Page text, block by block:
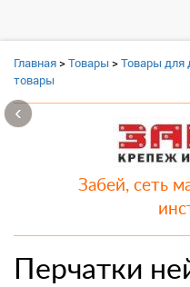
Главная>Товары >Товары для
товары
Забей, сеть
Перчатки
‹